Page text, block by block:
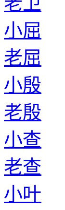
小屈
老屈
小殷
老殷
小查
老查
小叶